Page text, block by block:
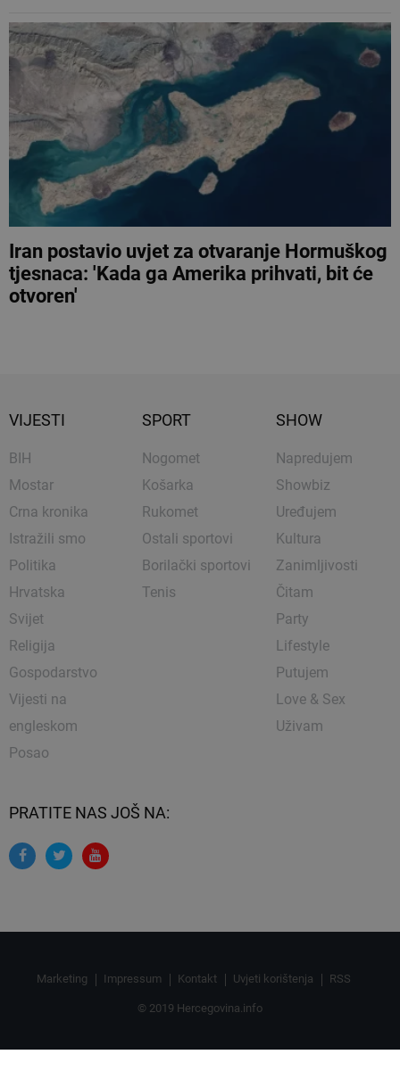
Iran postavio uvjet za otvaranje Hormuškog
tjesnaca: 'Kada ga Amerika prihvati, bit će
otvoren'
VIJESTI
BIH
Mostar
Crna kronika
Istražili smo
Politika
Hrvatska
Svijet
Religija
Gospodarstvo
Vijesti na
engleskom
Posao
SPORT
Nogomet
Košarka
Rukomet
Ostali sportovi
Borilački sportovi
Tenis
SHOW
Napredujem
Showbiz
Uređujem
Kultura
Zanimljivosti
Čitam
Party
Lifestyle
Putujem
Love & Sex
Uživam
PRATITE NAS JOŠ NA:
Marketing Impressum Kontakt Uvjeti korištenja RSS
© 2019 Hercegovina.info